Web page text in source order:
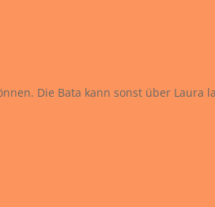
Die Bata kann sonst über